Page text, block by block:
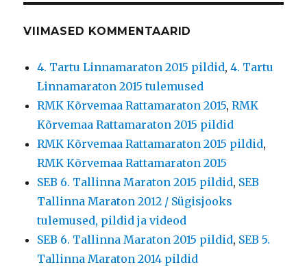
VIIMASED KOMMENTAARID
4. Tartu Linnamaraton 2015 pildid,4. Tartu
Linnamaraton 2015 tulemused
RMK Kõrvemaa Rattamaraton 2015,RMK
Kõrvemaa Rattamaraton 2015 pildid
RMK Kõrvemaa Rattamaraton 2015 pildid,
RMK Kõrvemaa Rattamaraton 2015
SEB 6. Tallinna Maraton 2015 pildid, SEB
Tallinna Maraton 2012 / Sügisjooks
tulemused, pildid ja videod
SEB 6. Tallinna Maraton 2015 pildid, SEB 5.
Tallinna Maraton 2014 pildid